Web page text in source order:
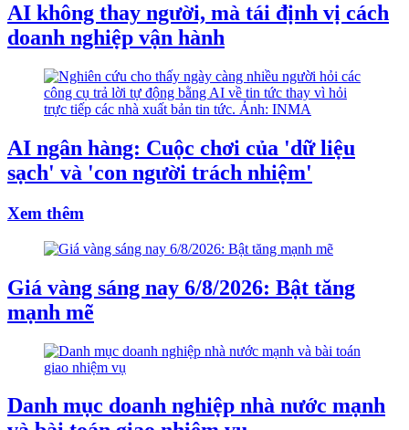
AI không thay người, mà tái định vị cách
doanh nghiệp vận hành
AI ngân hàng: Cuộc chơi của 'dữ liệu
sạch' và 'con người trách nhiệm'
Xem thêm
Giá vàng sáng nay 6/8/2026: Bật tăng
mạnh mẽ
Danh mục doanh nghiệp nhà nước mạnh